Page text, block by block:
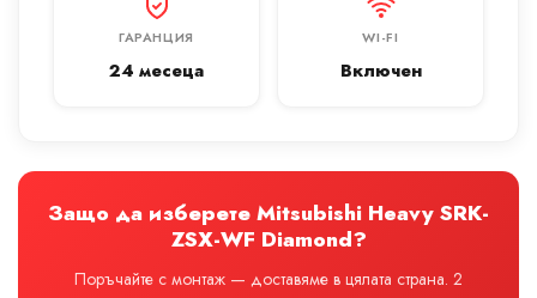
ГАРАНЦИЯ
24 месеца
WI-FI
Включен
Защо да изберете Mitsubishi Heavy SRK-
ZSX-WF Diamond?
Поръчайте с монтаж — доставяме в цялата страна. 2